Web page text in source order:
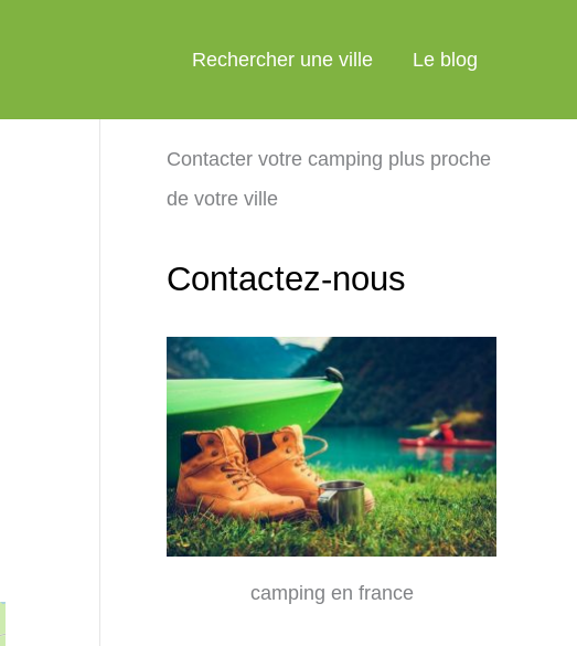
Rechercher une ville Le blog
Contacter votre camping plus proche
de votre ville
Contactez-nous
camping en france